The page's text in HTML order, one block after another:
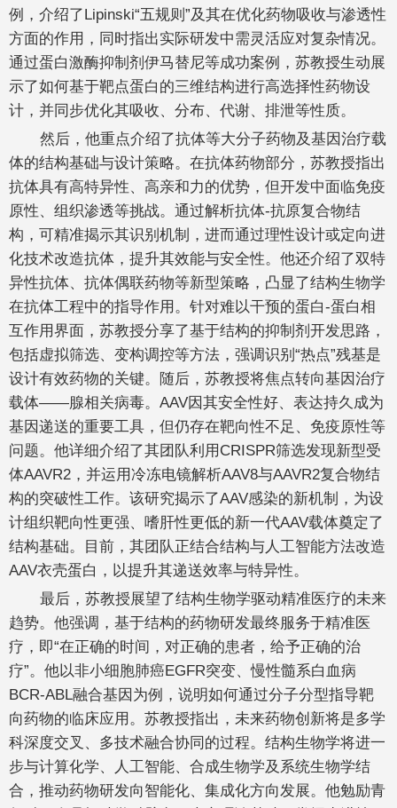
例，介绍了Lipinski“五规则”及其在优化药物吸收与渗透性
方面的作用，同时指出实际研发中需灵活应对复杂情况。
通过蛋白激酶抑制剂伊马替尼等成功案例，苏教授生动展
示了如何基于靶点蛋白的三维结构进行高选择性药物设
计，并同步优化其吸收、分布、代谢、排泄等性质。
然后，他重点介绍了抗体等大分子药物及基因治疗载
体的结构基础与设计策略。在抗体药物部分，苏教授指出
抗体具有高特异性、高亲和力的优势，但开发中面临免疫
原性、组织渗透等挑战。通过解析抗体-抗原复合物结
构，可精准揭示其识别机制，进而通过理性设计或定向进
化技术改造抗体，提升其效能与安全性。他还介绍了双特
异性抗体、抗体偶联药物等新型策略，凸显了结构生物学
在抗体工程中的指导作用。针对难以干预的蛋白-蛋白相
互作用界面，苏教授分享了基于结构的抑制剂开发思路，
包括虚拟筛选、变构调控等方法，强调识别“热点”残基是
设计有效药物的关键。随后，苏教授将焦点转向基因治疗
载体——腺相关病毒。AAV因其安全性好、表达持久成为
基因递送的重要工具，但仍存在靶向性不足、免疫原性等
问题。他详细介绍了其团队利用CRISPR筛选发现新型受
体AAVR2，并运用冷冻电镜解析AAV8与AAVR2复合物结
构的突破性工作。该研究揭示了AAV感染的新机制，为设
计组织靶向性更强、嗜肝性更低的新一代AAV载体奠定了
结构基础。目前，其团队正结合结构与人工智能方法改造
AAV衣壳蛋白，以提升其递送效率与特异性。
最后，苏教授展望了结构生物学驱动精准医疗的未来
趋势。他强调，基于结构的药物研发最终服务于精准医
疗，即“在正确的时间，对正确的患者，给予正确的治
疗”。他以非小细胞肺癌EGFR突变、慢性髓系白血病
BCR-ABL融合基因为例，说明如何通过分子分型指导靶
向药物的临床应用。苏教授指出，未来药物创新将是多学
科深度交叉、多技术融合协同的过程。结构生物学将进一
步与计算化学、人工智能、合成生物学及系统生物学结
合，推动药物研发向智能化、集成化方向发展。他勉励青